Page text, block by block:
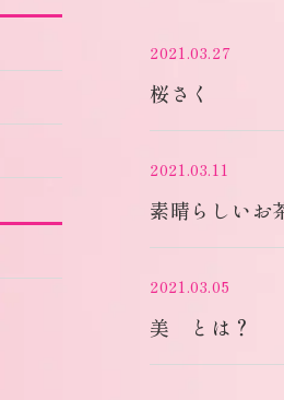
2021.03.27
桜さく
2021.03.11
素晴らしいお
2021.03.05
美 とは？